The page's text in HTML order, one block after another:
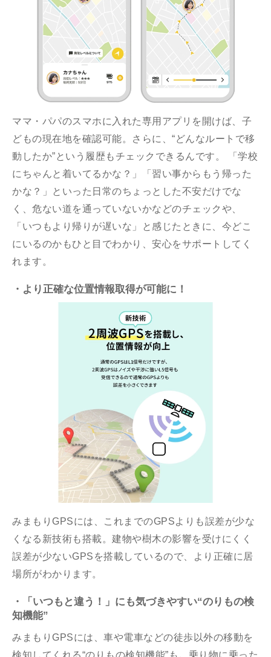
ママ・パパのスマホに入れた専用アプリを開けば、子
どもの現在地を確認可能。さらに、“どんなルートで移
動したか”という履歴もチェックできるんです。 「学校
にちゃんと着いてるかな？」「習い事からもう帰った
かな？」といった日常のちょっとした不安だけでな
く、危ない道を通っていないかなどのチェックや、
「いつもより帰りが遅いな」と感じたときに、今どこ
にいるのかもひと目でわかり、安心をサポートしてく
れます。
・より正確な位置情報取得が可能に！
みまもりGPSには、これまでのGPSよりも誤差が少な
くなる新技術も搭載。建物や樹木の影響を受けにくく
誤差が少ないGPSを搭載しているので、より正確に居
場所がわかります。
・「いつもと違う！」にも気づきやすい“のりもの検
知機能”
みまもりGPSには、車や電車などの徒歩以外の移動を
検知してくれる“のりもの検知機能”も。乗り物に乗った